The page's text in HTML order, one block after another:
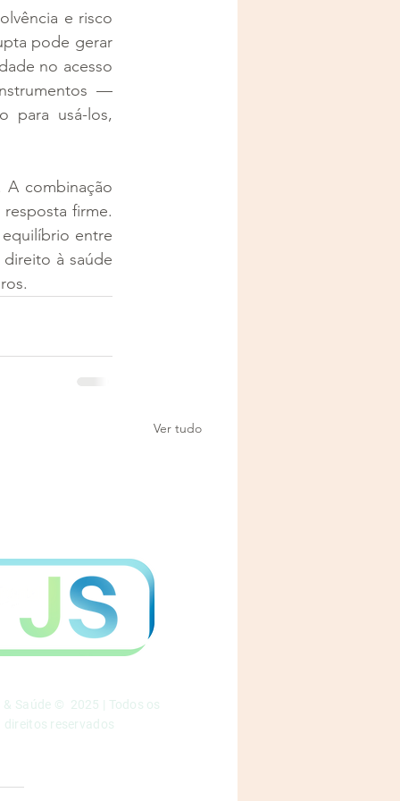
e risco
pode gerar
no acesso
—
para usá-los,
A combinação
firme.
entre
à saúde
Ver tudo
Saúde © 2025 | Todos os
direitos reservados